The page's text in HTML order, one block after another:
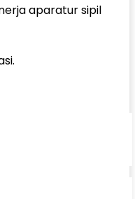
aparatur sipil